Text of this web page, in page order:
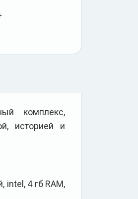
комплекс,
историей и
intel, 4 гб RAM,